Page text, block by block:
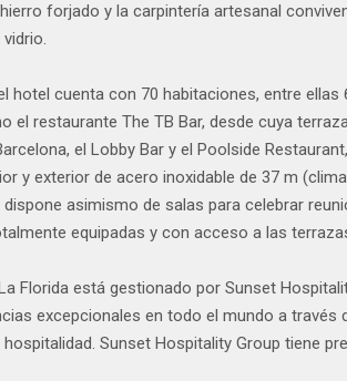
forjado y la carpintería artesanal
hotel cuenta con 70 habitaciones, entre
el restaurante The TB Bar, desde cuya
el Lobby Bar y el Poolside
y exterior de acero inoxidable de 37 m
asimismo de salas para celebrar
equipadas y con acceso a las
Florida está gestionado por Sunset
excepcionales en todo el mundo a través
Sunset Hospitality Group tiene